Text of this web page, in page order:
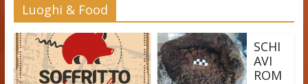
Luoghi & Food
SCHI
AVI
ROM